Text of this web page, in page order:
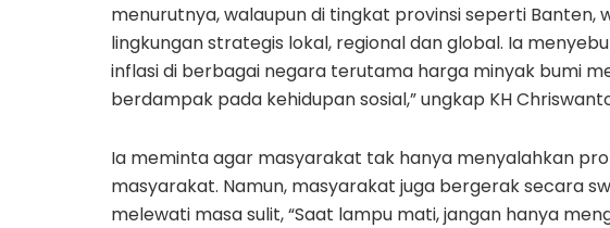
menurutnya, walaupun di tingkat provinsi seperti Banten,
lingkungan strategis lokal, regional dan global. Ia
inflasi di berbagai negara terutama harga minyak bumi
berdampak pada kehidupan sosial,” ungkap KH
Ia meminta agar masyarakat tak hanya menyalahkan
masyarakat. Namun, masyarakat juga bergerak secara
melewati masa sulit, “Saat lampu mati, jangan hanya